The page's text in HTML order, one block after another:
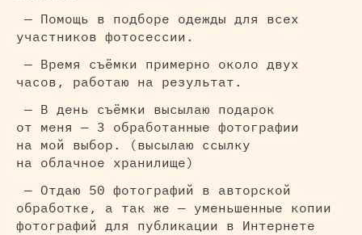
— Помощь в подборе одежды для всех
участников фотосессии.
— Время съёмки примерно около двух
часов, работаю на результат.
— В день съёмки высылаю подарок
от меня — 3 обработанные фотографии
на мой выбор. (высылаю ссылку
на облачное хранилище)
— Отдаю 50 фотографий в авторской
обработке, а так же — уменьшенные копии
фотографий для публикации в Интернете